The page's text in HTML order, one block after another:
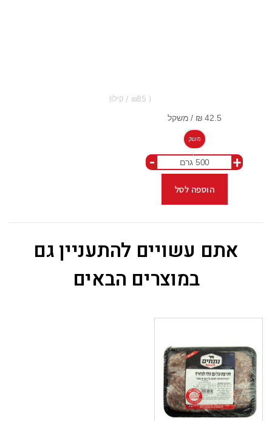
85
משק
ל +
-
הוספה לסל
אתם עשויים להתעניין גם
במוצרים הבאים